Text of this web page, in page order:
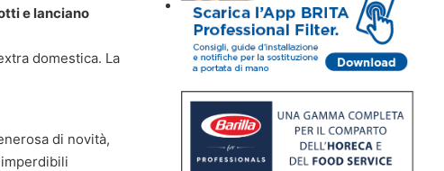
e lanciano
domestica. La
di novità,